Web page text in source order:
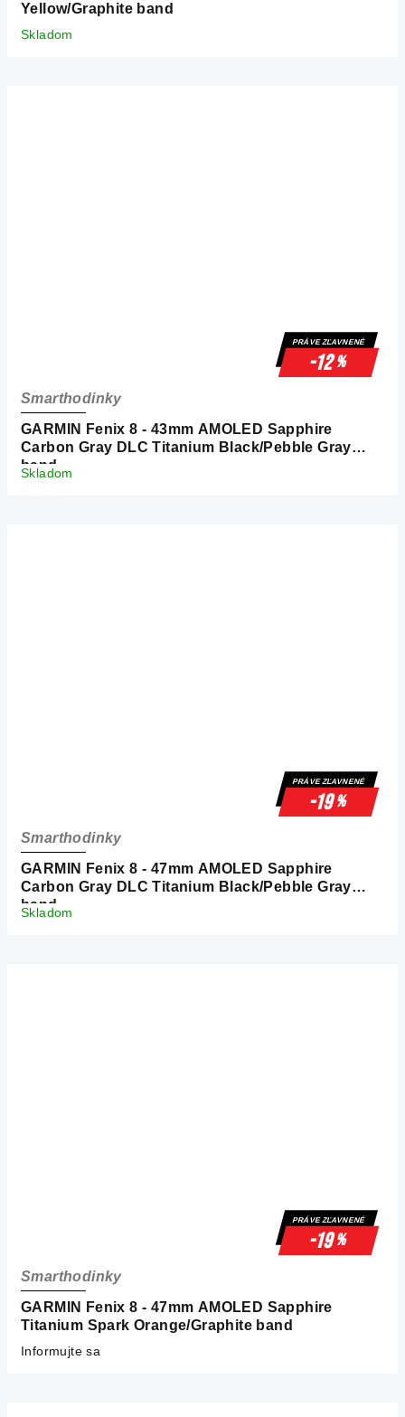
Yellow/Graphite band
Skladom
PRÁVE ZĽAVNENÉ
-12%
GARMIN Fenix 8 - 43mm AMOLED Sapphire
Carbon Gray DLC Titanium Black/Pebble Gray
band
Smarthodinky
Skladom
PRÁVE ZĽAVNENÉ
-19%
GARMIN Fenix 8 - 47mm AMOLED Sapphire
Carbon Gray DLC Titanium Black/Pebble Gray
band
Smarthodinky
Skladom
PRÁVE ZĽAVNENÉ
-19%
GARMIN Fenix 8 - 47mm AMOLED Sapphire
Titanium Spark Orange/Graphite band
Smarthodinky
Informujte sa